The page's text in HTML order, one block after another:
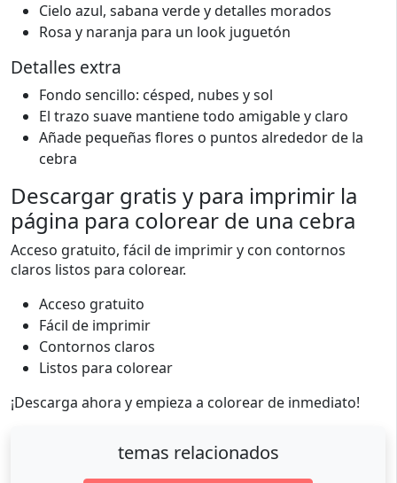
Cielo azul, sabana verde y detalles morados
Rosa y naranja para un look juguetón
Detalles extra
Fondo sencillo: césped, nubes y sol
El trazo suave mantiene todo amigable y claro
Añade pequeñas flores o puntos alrededor de la
cebra
Descargar gratis y para imprimir la
página para colorear de una cebra
Acceso gratuito, fácil de imprimir y con contornos
claros listos para colorear.
Acceso gratuito
Fácil de imprimir
Contornos claros
Listos para colorear
¡Descarga ahora y empieza a colorear de inmediato!
temas relacionados